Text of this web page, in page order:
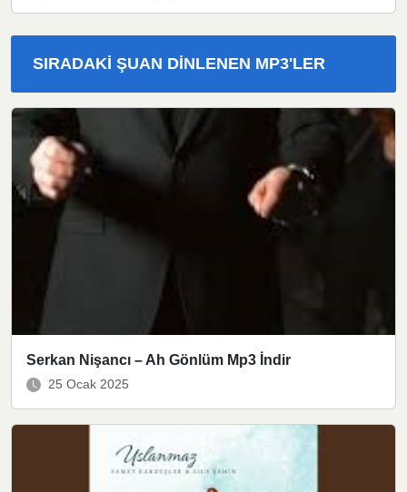
SIRADAKI ŞUAN DINLENEN MP3'LER
Serkan Nişancı – Ah Gönlüm Mp3 İndir
25 Ocak 2025